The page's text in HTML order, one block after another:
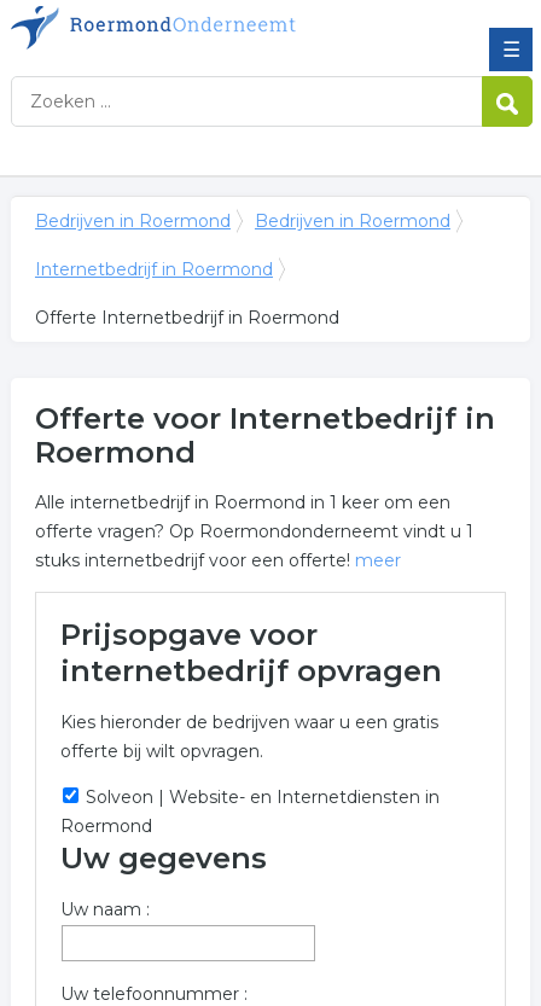
☰
Bedrijven in Roermond Bedrijven in Roermond
Internetbedrijf in Roermond
Offerte Internetbedrijf in Roermond
Offerte voor Internetbedrijf in
Roermond
Alle internetbedrijf in Roermond in 1 keer om een
offerte vragen? Op Roermondonderneemt vindt u 1
stuks internetbedrijf voor een offerte! meer
Roermond
internetbedrijf gerelateerde bedrijven in de omgeving
van Roermond voor een vrijblijvende aanvraag.
Onderstaande bedrijven zijn gerelateerd aan
internetbedrijf in de plaats Roermond. Gebruik het
offerte formulier om meer informatie op te vragen over
Trefwoorden:
webdesign website bouwer
Prijsopgave voor
internetbedrijf opvragen
Kies hieronder de bedrijven waar u een gratis
offerte bij wilt opvragen.
Solveon | Website- en Internetdiensten in
Roermond
Uw gegevens
Uw naam :
Uw telefoonnummer :